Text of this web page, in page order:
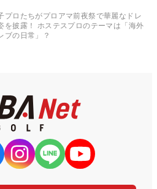
プロたちがプロアマ前夜祭で華麗なドレ
を披露！ ホステスプロのテーマは「海外
ブの日常」？